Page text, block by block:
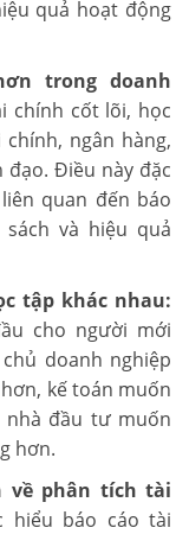
quả hoạt động
trong doanh
chính cốt lõi, học
ngân hàng,
Điều này đặc
quan đến báo
và hiệu quả
tập khác nhau:
cho người mới
doanh nghiệp
kế toán muốn
đầu tư muốn
hơn.
về phân tích tài
hiểu báo cáo tài